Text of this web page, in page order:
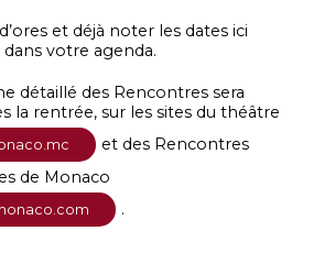
et déjà noter les dates ici
votre agenda.
détaillé des Rencontres sera
la rentrée, sur les sites du théâtre
et des Rencontres
de Monaco
.